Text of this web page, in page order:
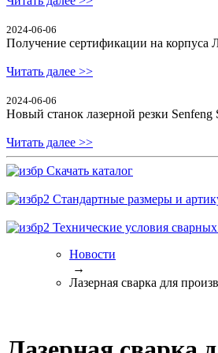
2024-06-06
Получение сертификации на
Читать далее >>
2024-06-06
Новый станок лазерной резки Senfeng
Читать далее >>
Скачать каталог
Стандартные размеры и
Технические условия
Новости
→
Лазерная сварка для